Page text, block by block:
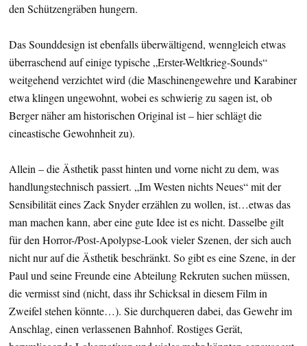
den Schützengräben hungern.
Das Sounddesign ist ebenfalls überwältigend, wenngleich etwas
überraschend auf einige typische „Erster-Weltkrieg-Sounds“
weitgehend verzichtet wird (die Maschinengewehre und Karabiner
etwa klingen ungewohnt, wobei es schwierig zu sagen ist, ob
Berger näher am historischen Original ist – hier schlägt die
cineastische Gewohnheit zu).
Allein – die Ästhetik passt hinten und vorne nicht zu dem, was
handlungstechnisch passiert. „Im Westen nichts Neues“ mit der
Sensibilität eines Zack Snyder erzählen zu wollen, ist…etwas das
man machen kann, aber eine gute Idee ist es nicht. Dasselbe gilt
für den Horror-/Post-Apolypse-Look vieler Szenen, der sich auch
nicht nur auf die Ästhetik beschränkt. So gibt es eine Szene, in der
Paul und seine Freunde eine Abteilung Rekruten suchen müssen,
die vermisst sind (nicht, dass ihr Schicksal in diesem Film in
Zweifel stehen könnte…). Sie durchqueren dabei, das Gewehr im
Anschlag, einen verlassenen Bahnhof. Rostiges Gerät,